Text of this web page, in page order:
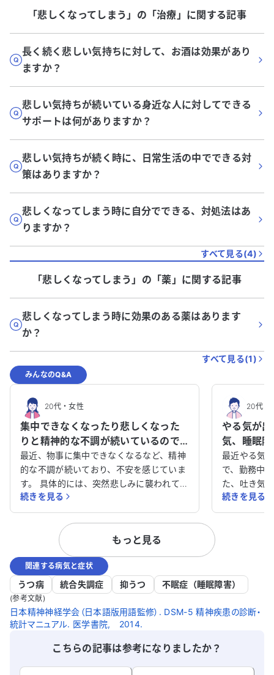
「悲しくなってしまう」 の「治療 」に関する記事
長く続く悲しい気持ちに対して、お酒は効果があり
ますか？
悲しい気持ちが続いている身近な人に対してできる
サポートは何がありますか？
悲しい気持ちが続く時に、日常生活の中でできる対
策はありますか？
悲しくなってしまう時に自分でできる、対処法はあ
りますか？
すべて見る(4)
「悲しくなってしまう」 の「薬 」に関する記事
悲しくなってしまう時に効果のある薬はあります
か？
すべて見る(1)
みんなのQ&A
20代・女性
集中できなくなったり悲しくなった
りと精神的な不調が続いているので
すが、原因と解決策のアドバイスを
お願いします。
最近、物事に集中できなくなるなど、精神
的な不調が続いており、不安を感じていま
す。 具体的には、突然悲しみに襲われて泣
いてしまったり、以前は楽しかったことが
楽しめなくなったりしています。また、喜
びや嬉しさを感じにくくなり、何事にもや
りがいを感じられません。さらに、人との
関わりも円滑に進められず、気分が落ち込
みやすくなってしまいました。 このよう
な状態が続いているため、何か原因がある
のか、またどのように対処すれば良いの
か、アドバイスをいただけると幸いです。
続きを見る
20代・
やる気が
気、睡眠
しょうか？
最近やる気
で、勤務中
た、吐き気
なか眠れず
す。このよ
続きを見る
もっと見る
関連する病気と症状
うつ病 統合失調症 抑うつ 不眠症（睡眠障害）
(参考文献)
日本精神神経学会（日本語版用語監修）. DSM-5 精神疾患の診断・
統計マニュアル. 医学書院, 2014.
こちらの記事は参考になりましたか？